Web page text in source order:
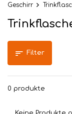
Geschirr
Filter
0 produkte